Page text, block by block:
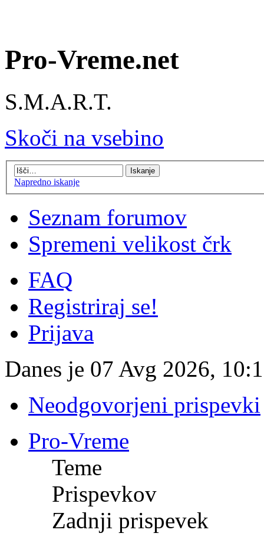
Pro-Vreme.net
S.M.A.R.T.
Skoči na vsebino
Napredno iskanje
Seznam forumov
Spremeni velikost črk
FAQ
Registriraj se!
Prijava
Danes je 07 Avg 2026,
Neodgovorjeni prispevki
Pro-Vreme
Teme
Prispevkov
Zadnji prispevek